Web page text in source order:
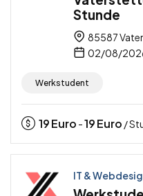
Stunde
85587
02/08/
Werkstudent
19Euro -19Euro /
IT &